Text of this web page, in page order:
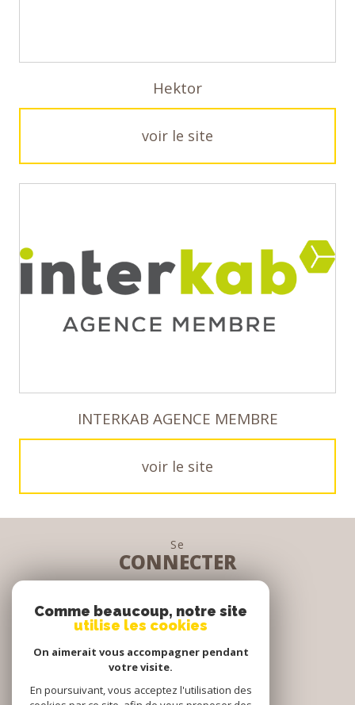
Hektor
voir le site
INTERKAB AGENCE MEMBRE
voir le site
Se
CONNECTER
SUIVRE
Comme beaucoup, notre site
utilise les cookies
On aimerait vous accompagner pendant
votre visite.
En poursuivant, vous acceptez l'utilisation des